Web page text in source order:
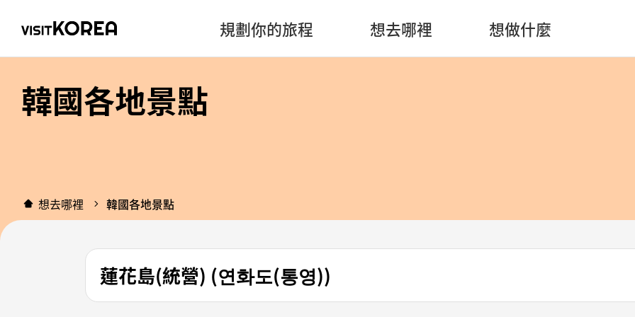
規劃你的旅程 想去哪裡 想做什麼
韓國各地景點
想去哪裡 韓國各地景點
蓮花島(統營) (연화도(통영))